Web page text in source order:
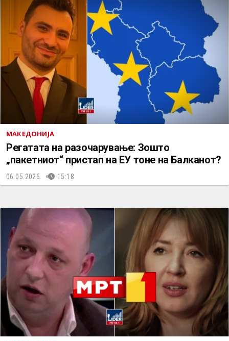
МАКЕДОНИЈА
Регатата на разочарување: Зошто
„пакетниот“ пристап на ЕУ тоне на Балканот?
06.05.2026. 15:18